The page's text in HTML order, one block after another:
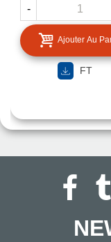
-
Ajouter Au
FT